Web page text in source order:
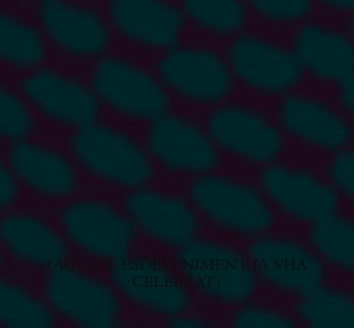
(AQUEST ESDEVENIMENT JA S'HA
CELEBRAT)